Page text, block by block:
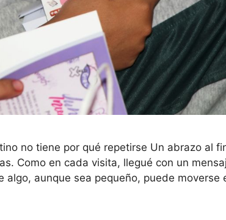
no tiene por qué repetirse Un abrazo al
Como en cada visita, llegué con un
aunque sea pequeño, puede moverse